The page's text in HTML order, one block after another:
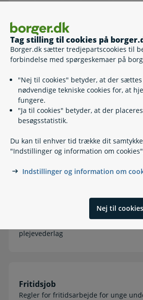
Tag stilling til cookies på
Borger.dk sætter tredjepartscookies til
forbindelse med spørgeskemaer på
"Nej til cookies" betyder, at der
nødvendige tekniske cookies for, at
fungere.
"Ja til cookies" betyder, at der
besøgsstatistik.
Du kan til enhver tid trække dit
"Indstillinger og information om
Indstillinger og information om
Nej til cookies
Job, uddannelse og handicap
løntilskud til nyuddannede med
mentorstøtte, personlig assistance til
Konkurs, ophør og
Konkurs, ophør og rekonstruktion:
plejevederlag
Fritidsjob
Regler for fritidsarbejde for unge